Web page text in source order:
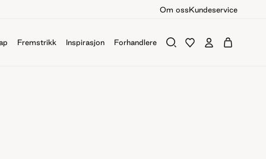
Om ossKundeservice
Fremstrikk Inspirasjon Forhandlere